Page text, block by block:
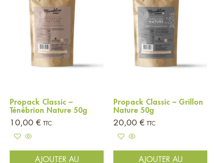
Propack Classic –
Ténébrion Nature 50g
10,00 € TTC
AJOUTER AU
Propack Classic – Grillon
Nature 50g
20,00 € TTC
AJOUTER AU